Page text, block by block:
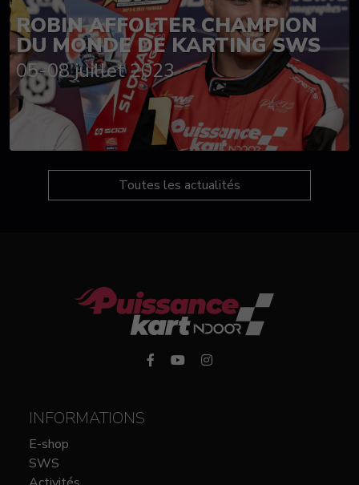
ROBIN AFFOLTER CHAMPION
DU MONDE DE KARTING SWS
05-08 juillet 2023
Toutes les actualités
INFORMATIONS
E-shop
SWS